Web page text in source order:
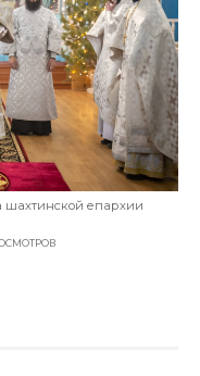
шахтинской епархии